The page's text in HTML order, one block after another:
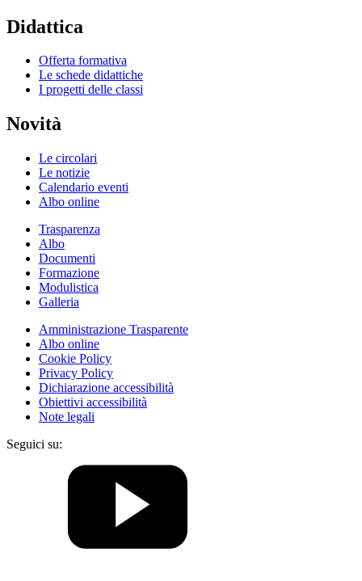
Didattica
Offerta formativa
Le schede didattiche
I progetti delle classi
Novità
Le circolari
Le notizie
Calendario eventi
Albo online
Trasparenza
Albo
Documenti
Formazione
Modulistica
Galleria
Amministrazione Trasparente
Albo online
Cookie Policy
Privacy Policy
Dichiarazione accessibilità
Obiettivi accessibilità
Note legali
Seguici su: